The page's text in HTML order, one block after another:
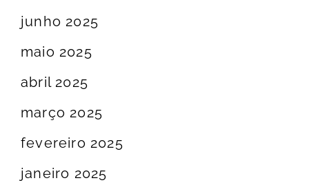
junho 2025
maio 2025
abril 2025
março 2025
fevereiro 2025
janeiro 2025